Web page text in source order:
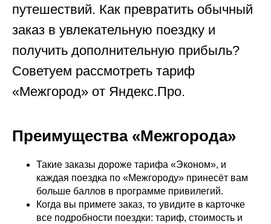
путешествий. Как превратить обычный
заказ в увлекательную поездку и
получить дополнительную прибыль?
Советуем рассмотреть тариф
«Межгород» от Яндекс.Про.
Преимущества «Межгорода»
Такие заказы дороже тарифа «Эконом», и
каждая поездка по «Межгороду» принесёт вам
больше баллов в программе привилегий.
Когда вы примете заказ, то увидите в карточке
все подробности поездки: тариф, стоимость и